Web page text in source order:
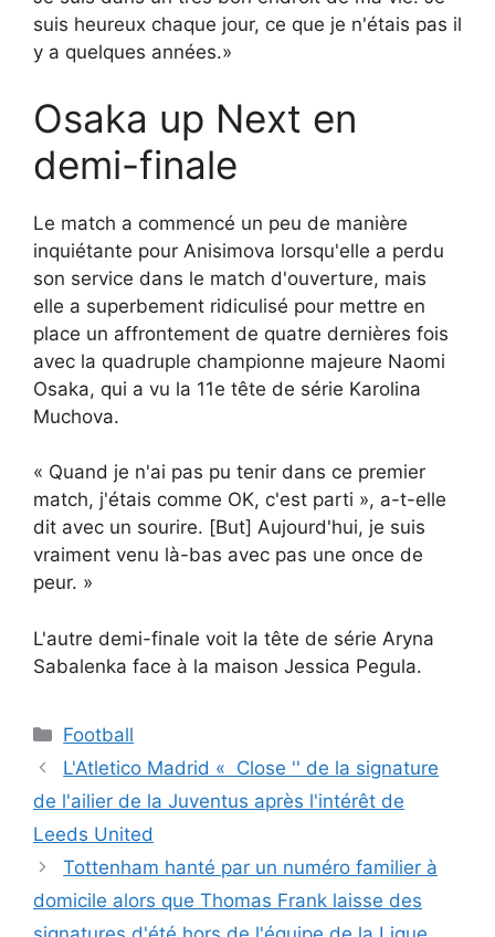
suis heureux chaque jour, ce que je n'étais pas il
y a quelques années.»
Osaka up Next en
demi-finale
Le match a commencé un peu de manière
inquiétante pour Anisimova lorsqu'elle a perdu
son service dans le match d'ouverture, mais
elle a superbement ridiculisé pour mettre en
place un affrontement de quatre dernières fois
avec la quadruple championne majeure Naomi
Osaka, qui a vu la 11e tête de série Karolina
Muchova.
« Quand je n'ai pas pu tenir dans ce premier
match, j'étais comme OK, c'est parti », a-t-elle
dit avec un sourire. [But] Aujourd'hui, je suis
vraiment venu là-bas avec pas une once de
peur. »
L'autre demi-finale voit la tête de série Aryna
Sabalenka face à la maison Jessica Pegula.
Catégories
Football
L'Atletico Madrid « Close '' de la signature
de l'ailier de la Juventus après l'intérêt de
Leeds United
Tottenham hanté par un numéro familier à
domicile alors que Thomas Frank laisse des